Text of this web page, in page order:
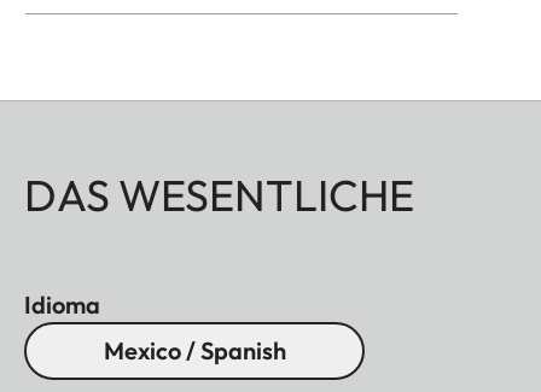
DAS WESENTLICHE
Idioma
Mexico / Spanish